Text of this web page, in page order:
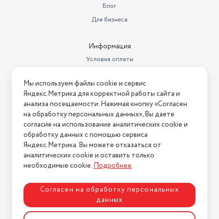
Блог
Для бизнеса
Информация
Условия оплаты
Условия возврата
Нашли ошибку на сайте? Напишите нам
2026 © Интернет-магазин "АстМаркет". У нас есть всё!
Политика конфиденциальности
Разработка сайтаASTDESIGN
Мы используем файлы cookie и сервис
Яндекс.Метрика для корректной работы сайта и
анализа посещаемости. Нажимая кнопку «Согласен
на обработку персональных данных», Вы даете
согласие на использование аналитических cookie и
обработку данных с помощью сервиса
Яндекс.Метрика. Вы можете отказаться от
аналитических cookie и оставить только
необходимые cookie.Подробнее.
Согласен на обработку персональных
данных